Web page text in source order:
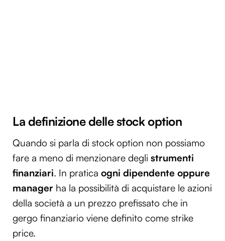
La definizione delle stock option
Quando si parla di stock option non possiamo
fare a meno di menzionare degli strumenti
finanziari. In pratica ogni dipendente oppure
manager ha la possibilità di acquistare le azioni
della società a un prezzo prefissato che in
gergo finanziario viene definito come strike
price.